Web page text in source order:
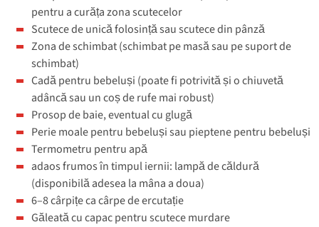
pentru a curăța zona scutecelor
Scutece de unică folosință sau scutece din pânză
Zona de schimbat (schimbat pe masă sau pe suport de
schimbat)
Cadă pentru bebeluși (poate fi potrivită și o chiuvetă
adâncă sau un coș de rufe mai robust)
Prosop de baie, eventual cu glugă
Perie moale pentru bebeluși sau pieptene pentru bebeluși
Termometru pentru apă
adaos frumos în timpul iernii: lampă de căldură
(disponibilă adesea la mâna a doua)
6–8 cârpițe ca cârpe de ercutație
Găleată cu capac pentru scutece murdare